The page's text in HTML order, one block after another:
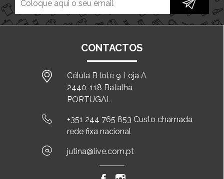
CONTACTOS
Célula B lote 9 Loja A
2440-118 Batalha
PORTUGAL
+351 244 765 853 Custo chamada
rede fixa nacional
jutina@live.com.pt